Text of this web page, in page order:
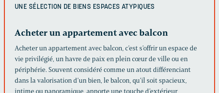
UNE SÉLECTION DE BIENS ESPACES ATYPIQUES
Acheter un appartement avec balcon
Acheter un appartement avec balcon, c’est s’offrir un espace de
vie privilégié, un havre de paix en plein cœur de ville ou en
périphérie. Souvent considéré comme un atout différenciant
dans la valorisation d’un bien, le balcon, qu’il soit spacieux,
intime ou panoramique, apporte une touche d’extérieur